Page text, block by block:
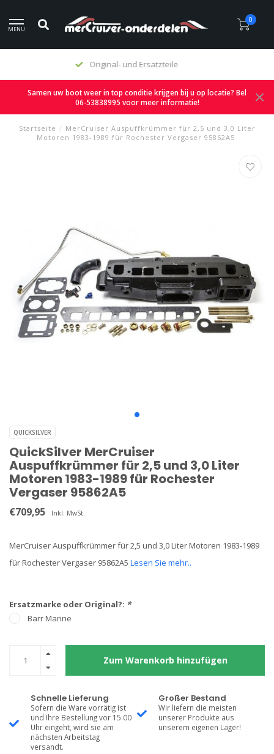
MENU
0
Angemessene Preise
Samen uw boot weer in top conditie krijgen bij u op locatie? Bel
06-53838995 voor meer informatie!
Startseite / MerCruiser Auspuffkrümmer für 2,5 und 3,0 Liter
Motoren 1983-1989 für Rochester Vergaser 95862A5
QUICKSILVER
QuickSilver MerCruiser
Auspuffkrümmer für 2,5 und 3,0 Liter
Motoren 1983-1989 für Rochester
Vergaser 95862A5
€709,95 Inkl. MwSt.
MerCruiser Auspuffkrümmer für 2,5 und 3,0 Liter Motoren 1983-1989
für Rochester Vergaser 95862A5 Lesen Sie mehr..
Ersatzmarke oder Original?: *
Barr Marine
Zum Warenkorb hinzufügen
Schnelle Lieferung
Sofern die Ware vorrätig ist
und Ihre Bestellung vor 15.00
Uhr eingeht, wird sie am
nächsten Arbeitstag
versandt.
Großer Bestand
Wir liefern die meisten
unserer Produkte aus
unserem eigenen Lager!